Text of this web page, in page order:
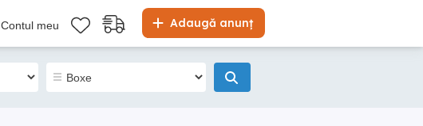
Adaugă anunț
Contul meu